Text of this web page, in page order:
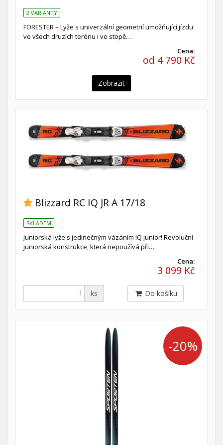
2 VARIANTY
FORESTER – Lyže s univerzální geometrií umožňující jízdu
ve všech druzích terénu i ve stopě.…
Cena:
od 4 790 Kč
Zobrazit
Blizzard RC IQ JR A 17/18
SKLADEM
Juniorská lyže s jedinečným vázáním IQ junior! Revoluční
juniorská konstrukce, která nepoužívá při…
Cena:
3 099 Kč
ks Do košíku
-20%